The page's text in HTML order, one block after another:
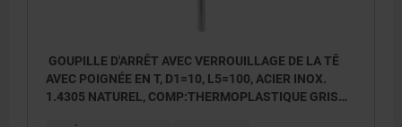
GOUPILLE D'ARRÊT AVEC VERROUILLAGE DE LA TÊ
AVEC POIGNÉE EN T, D1=10, L5=100, ACIER INOX.
1.4305 NATUREL, COMP:THERMOPLASTIQUE GRIS